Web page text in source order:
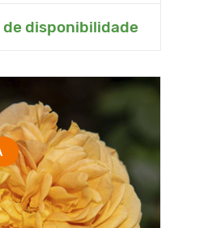
disponibilidade